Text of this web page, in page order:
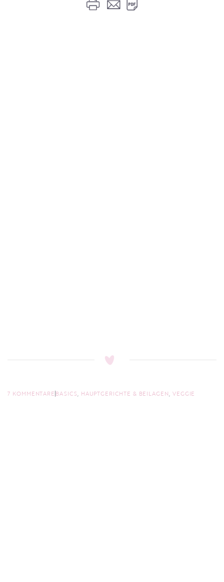
7 KOMMENTARE BASICS, HAUPTGERICHTE & BEILAGEN, VEGGIE